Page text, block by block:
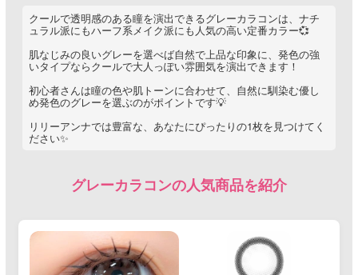
クールで透明感のある瞳を演出できるグレーカラコンは、ナチ
ュラル派にもハーフ系メイク派にも人気の高い定番カラー💞
肌なじみの良いグレーを選べば自然で上品な印象に、発色の強
いタイプならクールで大人っぽい雰囲気を演出できます！
初心者さんは瞳の色や肌トーンに合わせて、自然に馴染む優し
め発色のグレーを選ぶのがポイントです💡
リリーアンナでは豊富な、あなたにぴったりの1枚を見つけてく
ださい✨
グレーカラコンの人気商品を紹介